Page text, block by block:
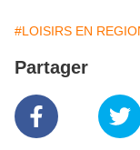
#LOISIRS EN
Partager